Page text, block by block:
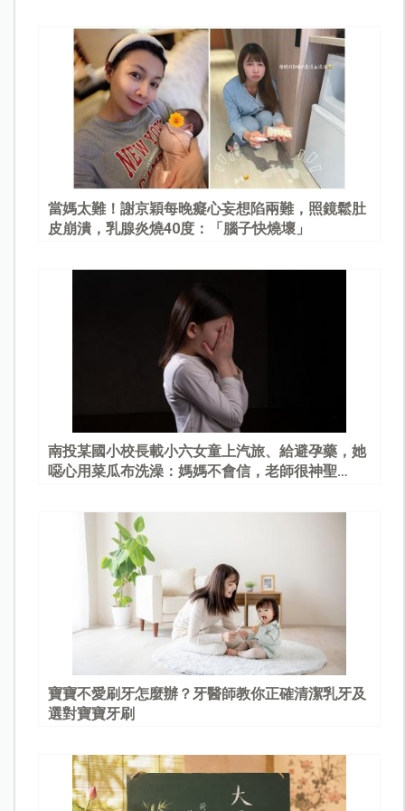
當媽太難！謝京穎每晚癡心妄想陷兩難，照鏡鬆肚
皮崩潰，乳腺炎燒40度：「腦子快燒壞」
南投某國小校長載小六女童上汽旅、給避孕藥，她
噁心用菜瓜布洗澡：媽媽不會信，老師很神聖…
寶寶不愛刷牙怎麼辦？牙醫師教你正確清潔乳牙及
選對寶寶牙刷